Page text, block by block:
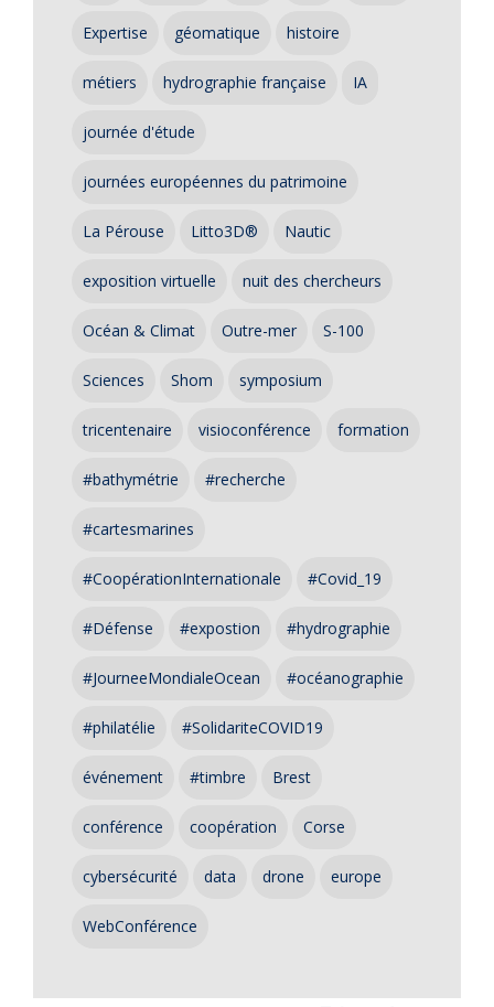
Expertise géomatique histoire
métiers hydrographie française IA
journée d'étude
journées européennes du patrimoine
La Pérouse Litto3D® Nautic
exposition virtuelle nuit des chercheurs
Océan & Climat Outre-mer S-100
Sciences Shom symposium
tricentenaire visioconférence formation
#bathymétrie #recherche
#cartesmarines
#CoopérationInternationale #Covid_19
#Défense #expostion #hydrographie
#JourneeMondialeOcean #océanographie
#philatélie #SolidariteCOVID19
événement #timbre Brest
conférence coopération Corse
cybersécurité data drone europe
WebConférence